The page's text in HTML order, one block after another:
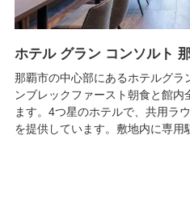
ホテル グラン コンソルト
那覇市の中心部にあるホテルグラ
ンブレックファースト朝食と館
ます。4つ星のホテルで、共用ラ
を提供しています。敷地内に専用